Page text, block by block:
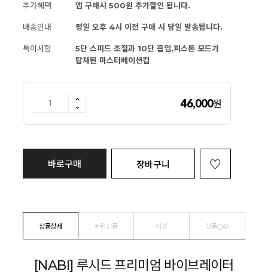
추가혜택 앱 구매시 500원 추가할인 됩니다.
배송안내 평일 오후 4시 이전 구매 시 당일 발송됩니다.
특이사항
5단 스피드 조절과 10단 흡입,피스톤 모드가
탑재된 마스터베이션컵
46,000원
바로구매 장바구니
상품상세 관련상품 리뷰 상품Q&A
[NABI] 루시드 프리미엄 바이브레이터